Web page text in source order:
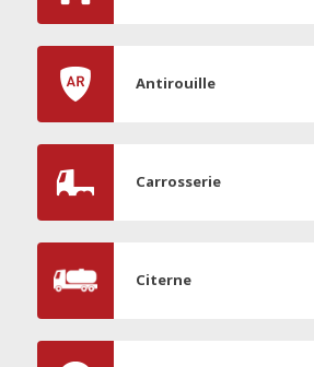
Antirouille
Carrosserie
Citerne